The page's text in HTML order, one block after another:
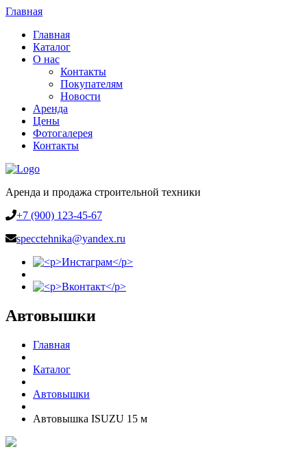
Главная
Главная
Каталог
О нас
Контакты
Покупателям
Новости
Аренда
Цены
Фотогалерея
Контакты
Аренда и продажа строительной техники
+7 (900) 123-45-67
specctehnika@yandex.ru
Автовышки
Главная
Каталог
Автовышки
Автовышка ISUZU 15 м